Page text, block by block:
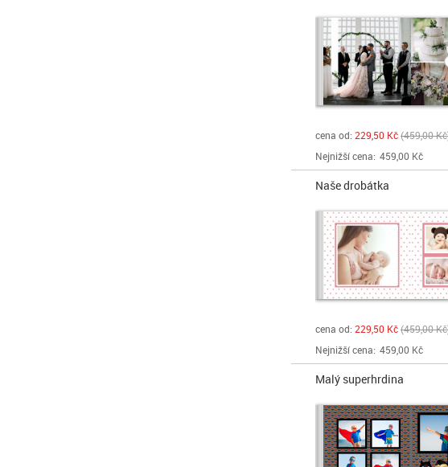
cena od: 229,50 Kč 459,00 Kč
Nejnižší cena: 459,00 Kč
Naše drobátka
cena od: 229,50 Kč 459,00 Kč
Nejnižší cena: 459,00 Kč
Malý superhrdina